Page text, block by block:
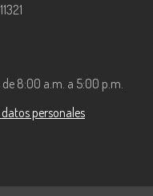
de 8:00 a.m. a 5:00 p.m.
personales